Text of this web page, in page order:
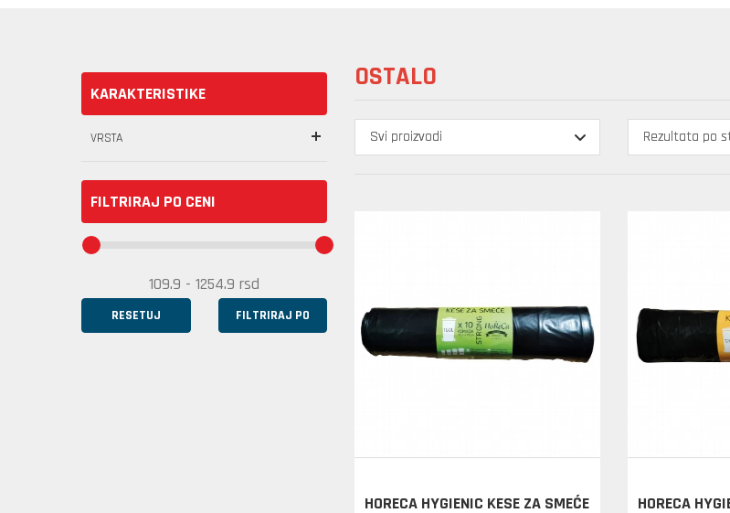
KARAKTERISTIKE
VRSTA
FILTRIRAJ PO CENI
RESETUJ FILTRIRAJ PO
OSTALO
HORECA HYGIENIC KESE ZA SMEĆE HORECA